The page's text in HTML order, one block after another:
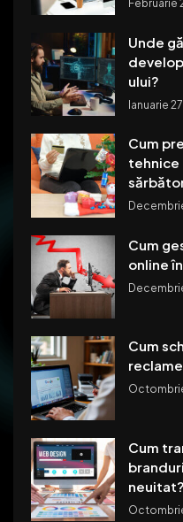
Februarie
Unde
ului?
Ianuarie
Cum
tehnice
Cum
online
Cum
Cum
neuitat?